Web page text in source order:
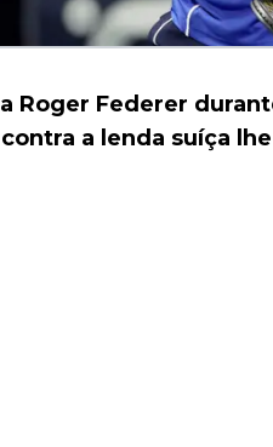
Roger Federer
a lenda suíça